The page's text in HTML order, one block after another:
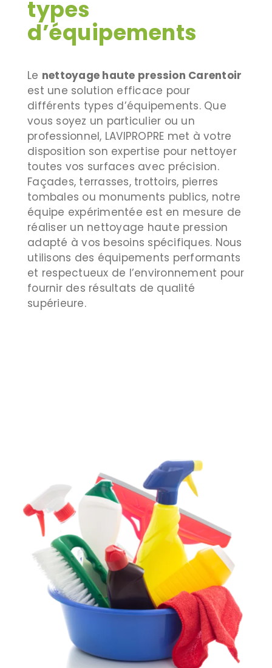
types
d’équipements
Le nettoyage haute pression Carentoir
est une solution efficace pour
différents types d’équipements. Que
vous soyez un particulier ou un
professionnel, LAVIPROPRE met à votre
disposition son expertise pour nettoyer
toutes vos surfaces avec précision.
Façades, terrasses, trottoirs, pierres
tombales ou monuments publics, notre
équipe expérimentée est en mesure de
réaliser un nettoyage haute pression
adapté à vos besoins spécifiques. Nous
utilisons des équipements performants
et respectueux de l’environnement pour
fournir des résultats de qualité
supérieure.